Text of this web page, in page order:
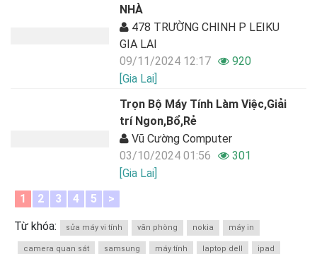
NHÀ
478 TRƯỜNG CHINH P LEIKU
GIA LAI
09/11/2024 12:17
920
[Gia Lai]
Trọn Bộ Máy Tính Làm Việc,Giải
trí Ngon,Bổ,Rẻ
Vũ Cường Computer
03/10/2024 01:56
301
[Gia Lai]
1
2 3 4 5 >
Từ khóa: sửa máy vi tính văn phòng nokia máy in
camera quan sát samsung máy tính laptop dell ipad